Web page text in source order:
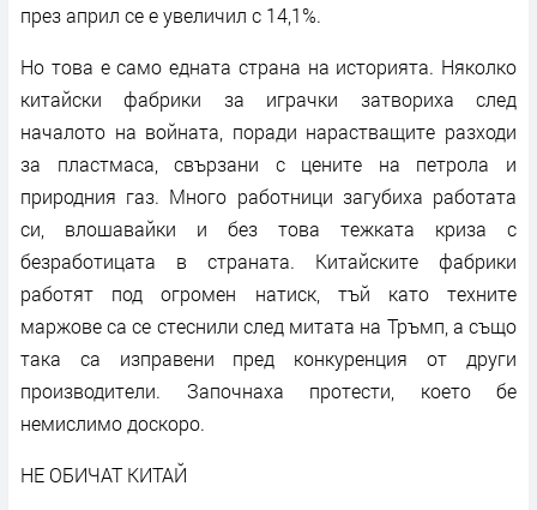
през април се е увеличил с 14,1%.
Но това е само едната страна на историята. Няколко
китайски фабрики за играчки затвориха след
началото на войната, поради нарастващите разходи
за пластмаса, свързани с цените на петрола и
природния газ. Много работници загубиха работата
си, влошавайки и без това тежката криза с
безработицата в страната. Китайските фабрики
работят под огромен натиск, тъй като техните
маржове са се стеснили след митата на Тръмп, а също
така са изправени пред конкуренция от други
производители. Започнаха протести, което бе
немислимо доскоро.
НЕ ОБИЧАТ КИТАЙ